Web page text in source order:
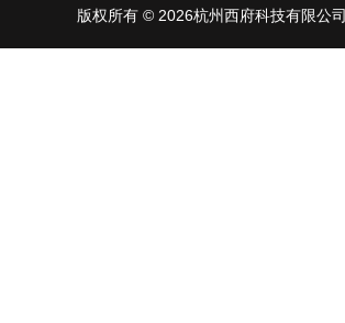
版权所有 © 2026杭州西府科技有限公司